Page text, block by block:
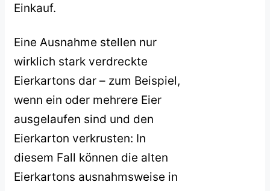
Einkauf.
Eine Ausnahme stellen nur
wirklich stark verdreckte
Eierkartons dar – zum Beispiel,
wenn ein oder mehrere Eier
ausgelaufen sind und den
Eierkarton verkrusten: In
diesem Fall können die alten
Eierkartons ausnahmsweise in